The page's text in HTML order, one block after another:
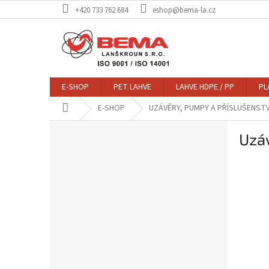
na
+420 733 762 684 eshop@bema-la.cz
E-SHOP PET LAHVE LAHVE HDPE / PP
Domů E-SHOP UZÁVĚRY, PUMPY A